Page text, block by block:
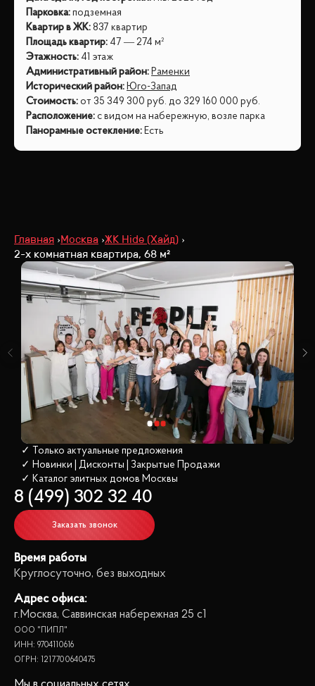
Парковка: подземная
Квартир в ЖК: 837 квартир
Площадь квартир: 47 — 274 м²
Этажность: 41 этаж
Административный район: Раменки
Исторический район: Юго-Запад
Стоимость: от 35 349 300 руб. до 329 160 000 руб.
Расположение: с видом на набережную, возле парка
Панорамные остекление: Есть
Главная Москва ЖК Hide (Хайд)
2-х комнатная квартира, 68 м²
✓ Только актуальные предложения
✓ Новинки | Дисконты | Закрытые Продажи
✓ Каталог элитных домов Москвы
8 (499) 302 32 40
Заказать звонок
Время работы
Круглосуточно, без выходных
Адрес офиса:
г.Москва, Саввинская набережная 25 с1
ООО "ПИПЛ"
ИНН: 9704110616
ОГРН: 1217700640475